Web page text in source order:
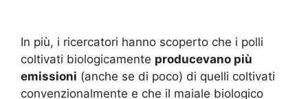
In più, i ricercatori hanno scoperto che i polli
coltivati ​​biologicamente producevano più
emissioni (anche se di poco) di quelli coltivati ​​
convenzionalmente e che il maiale biologico